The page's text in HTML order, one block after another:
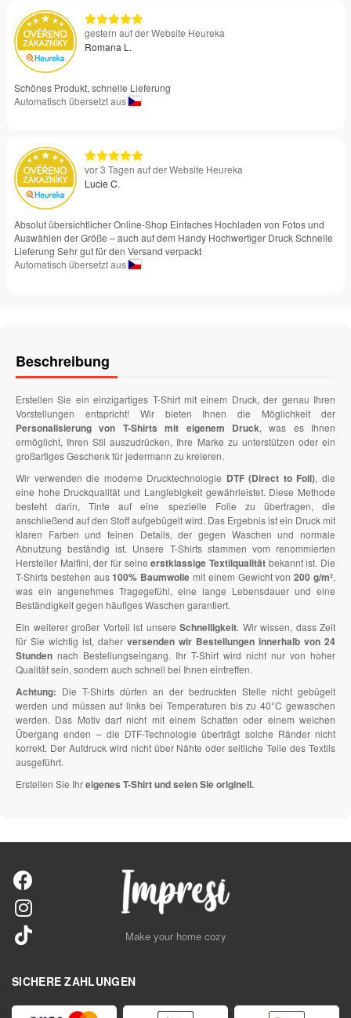
gestern auf der Website Heureka
Romana L.
Schönes Produkt, schnelle Lieferung
Automatisch übersetzt aus
vor 3 Tagen auf der Website Heureka
Lucie C.
Absolut übersichtlicher Online-Shop Einfaches Hochladen von Fotos und
Auswählen der Größe – auch auf dem Handy Hochwertiger Druck Schnelle
Lieferung Sehr gut für den Versand verpackt
Automatisch übersetzt aus
Beschreibung
Erstellen Sie ein einzigartiges T-Shirt mit einem Druck, der genau Ihren
Vorstellungen entspricht! Wir bieten Ihnen die Möglichkeit der
Personalisierung von T-Shirts mit eigenem Druck, was es Ihnen
ermöglicht, Ihren Stil auszudrücken, Ihre Marke zu unterstützen oder ein
großartiges Geschenk für jedermann zu kreieren.
Wir verwenden die moderne Drucktechnologie DTF (Direct to Foil), die
eine hohe Druckqualität und Langlebigkeit gewährleistet. Diese Methode
besteht darin, Tinte auf eine spezielle Folie zu übertragen, die
anschließend auf den Stoff aufgebügelt wird. Das Ergebnis ist ein Druck mit
klaren Farben und feinen Details, der gegen Waschen und normale
Abnutzung beständig ist. Unsere T-Shirts stammen vom renommierten
Hersteller Malfini, der für seineerstklassige Textilqualität bekannt ist. Die
T-Shirts bestehen aus100% Baumwolle mit einem Gewicht von200 g/m²,
was ein angenehmes Tragegefühl, eine lange Lebensdauer und eine
Beständigkeit gegen häufiges Waschen garantiert.
Ein weiterer großer Vorteil ist unsere Schnelligkeit. Wir wissen, dass Zeit
für Sie wichtig ist, daher versenden wir Bestellungen innerhalb von 24
Stunden nach Bestellungseingang. Ihr T-Shirt wird nicht nur von hoher
Qualität sein, sondern auch schnell bei Ihnen eintreffen.
Achtung: Die T-Shirts dürfen an der bedruckten Stelle nicht gebügelt
werden und müssen auf links bei Temperaturen bis zu 40°C gewaschen
werden. Das Motiv darf nicht mit einem Schatten oder einem weichen
Übergang enden – die DTF-Technologie überträgt solche Ränder nicht
korrekt. Der Aufdruck wird nicht über Nähte oder seitliche Teile des Textils
ausgeführt.
Erstellen Sie Ihreigenes T-Shirt und seien Sie originell.
Make your home cozy
SICHERE ZAHLUNGEN